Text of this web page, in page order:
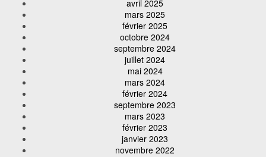
avril 2025
mars 2025
février 2025
octobre 2024
septembre 2024
juillet 2024
mai 2024
mars 2024
février 2024
septembre 2023
mars 2023
février 2023
janvier 2023
novembre 2022